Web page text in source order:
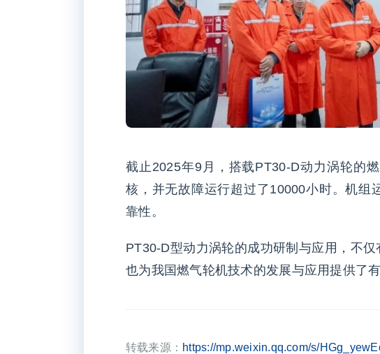
截止2025年9月，搭载PT30-D动力涡轮的
核，并无故障运行超过了10000小时。机组
靠性。
PT30-D型动力涡轮的成功研制与应用，不
也为我国燃气轮机技术的发展与应用提供了有
转载来源： https://mp.weixin.qq.com/s/